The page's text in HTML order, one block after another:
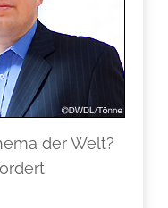
der Welt?